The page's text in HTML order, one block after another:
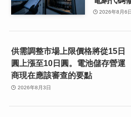
2026年8月6日
供需調整市場上限價格將從15日
圓上漲至10日圓。電池儲存營運
商現在應該審查的要點
2026年8月3日